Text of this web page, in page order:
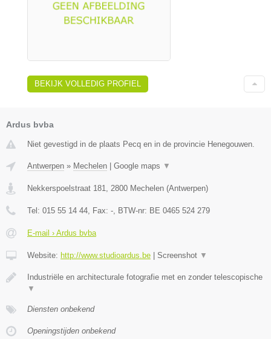
BEKIJK VOLLEDIG PROFIEL
Ardus bvba
Niet gevestigd in de plaats Pecq en in de provincie Henegouwen.
Antwerpen » Mechelen Google maps ▼
Nekkerspoelstraat 181 2800 Mechelen (Antwerpen)
Tel: 015 55 14 44 , Fax: - , BTW-nr: BE 0465 524 279
E-mail › Ardus bvba
Website: http://www.studioardus.be Screenshot ▼
Industriële en architecturale fotografie met en zonder telescopische
▼
Diensten onbekend
Openingstijden onbekend